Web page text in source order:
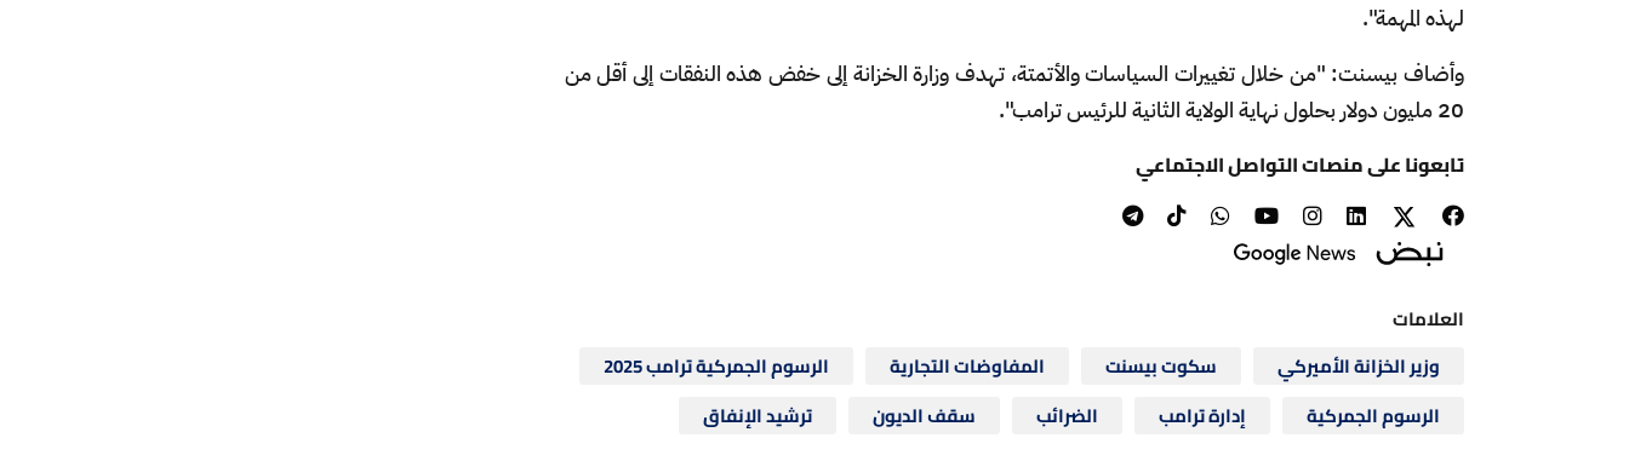
لهذه المهمة".
وأضاف بيسنت: "من خلال تغييرات السياسات والأتمتة، تهدف وزارة الخزانة إلى خفض هذه النفقات إلى أقل من
20 مليون دولار بحلول نهاية الولاية الثانية للرئيس ترامب".
تابعونا على منصات التواصل الاجتماعي
العلامات
وزير الخزانة الأميركي
سكوت بيسنت المفاوضات التجارية
الرسوم الجمركية ترامب 2025
الرسوم الجمركية
إدارة ترامب الضرائب سقف الديون ترشيد الإنفاق